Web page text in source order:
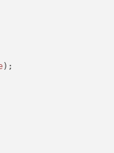
);